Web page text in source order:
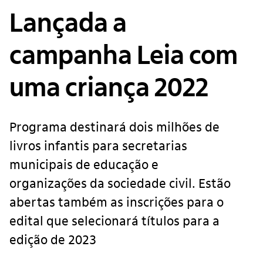
Contato
Lançada a
campanha Leia com
uma criança 2022
Programa destinará dois milhões de
livros infantis para secretarias
municipais de educação e
organizações da sociedade civil. Estão
abertas também as inscrições para o
edital que selecionará títulos para a
edição de 2023